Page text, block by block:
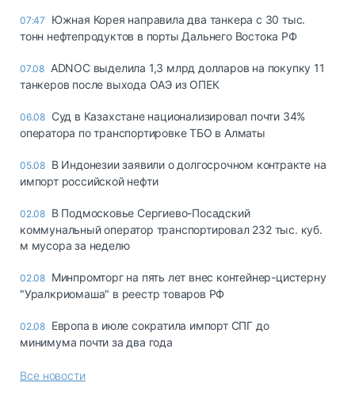
07:47
Южная Корея направила два танкера с 30 тыс.
тонн нефтепродуктов в порты Дальнего Востока РФ
07.08 ADNOC выделила 1,3 млрд долларов на покупку 11
танкеров после выхода ОАЭ из ОПЕК
06.08 Суд в Казахстане национализировал почти 34%
оператора по транспортировке ТБО в Алматы
05.08 В Индонезии заявили о долгосрочном контракте на
импорт российской нефти
02.08 В Подмосковье Сергиево-Посадский
коммунальный оператор транспортировал 232 тыс. куб.
м мусора за неделю
02.08 Минпромторг на пять лет внес контейнер-цистерну
"Уралкриомаша" в реестр товаров РФ
02.08 Европа в июле сократила импорт СПГ до
минимума почти за два года
Все новости